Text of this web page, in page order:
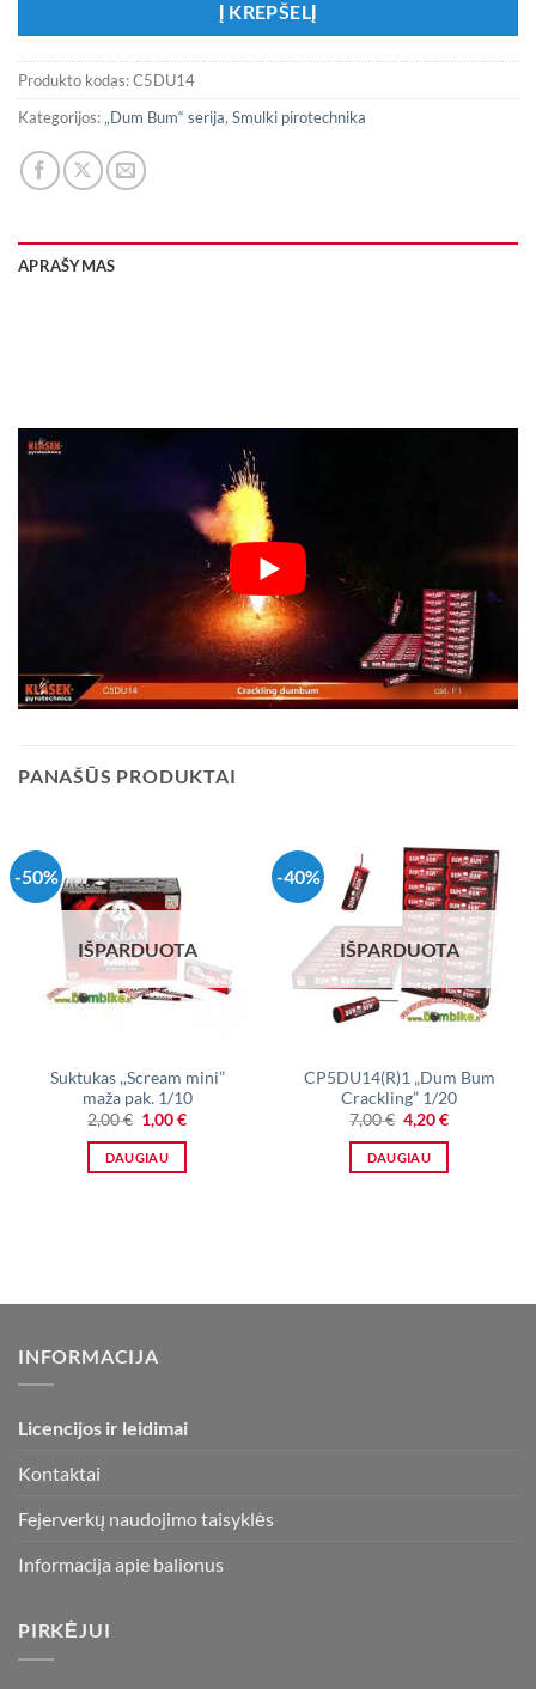
Į KREPŠELĮ
Produkto kodas:C5DU14
Kategorijos: „Dum Bum“ serija, Smulki pirotechnika
APRAŠYMAS
PANAŠŪS PRODUKTAI
-50%
IŠPARDUOTA
Suktukas ,,Scream mini”
maža pak. 1/10
2,00€ Original
price
was:
2,00 €.
1,00€Current
DAUGIAU
-40%
IŠPARDUOTA
CP5DU14(R)1 „Dum Bum
Crackling” 1/20
7,00€ Original
price
was:
7,00 €.
4,20€Current
DAUGIAU
INFORMACIJA
Licencijos ir leidimai
Kontaktai
Fejerverkų naudojimo taisyklės
Informacija apie balionus
PIRKĖJUI